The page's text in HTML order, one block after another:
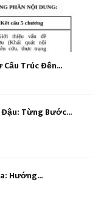
Trúc Đến...
Từng Bước...
Hướng...